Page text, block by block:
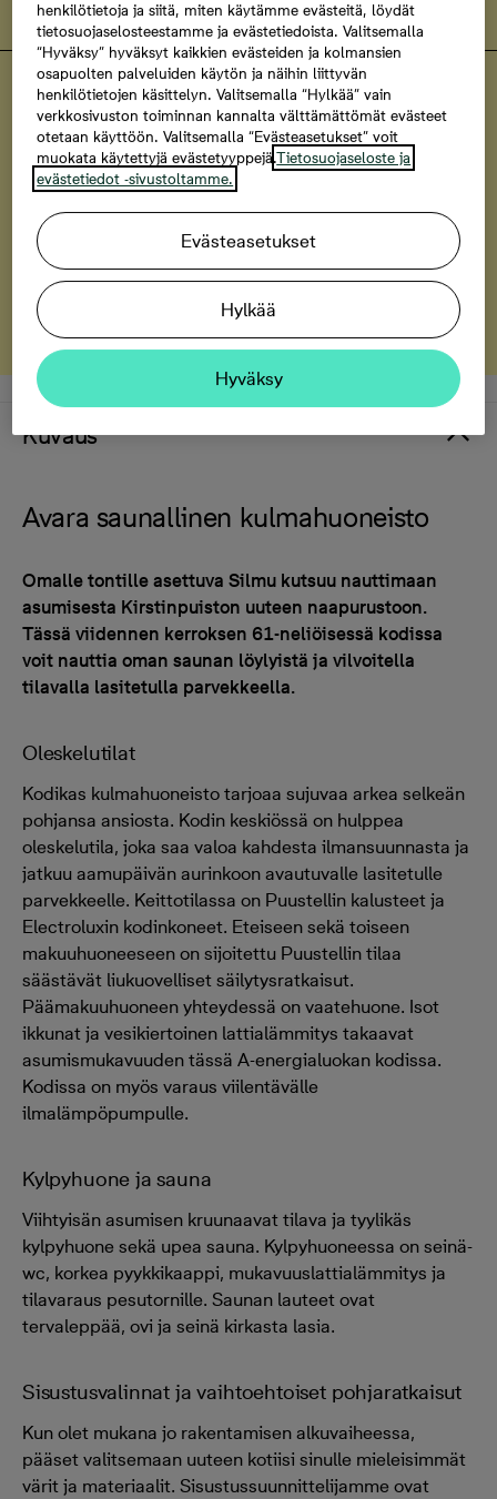
Turun Silmu
Tasokasta varustelua ja yksilölliset
räätälöintimahdollisuudet
Tutustu kotien räätälöintimahdollisuuksiin
Bonava-turva
Tutustu Bonava-turvaan
Kuvaus
Avara saunallinen kulmahuoneisto
Omalle tontille asettuva Silmu kutsuu nauttimaan
asumisesta Kirstinpuiston uuteen naapurustoon.
Tässä viidennen kerroksen 61-neliöisessä kodissa
voit nauttia oman saunan löylyistä ja vilvoitella
tilavalla lasitetulla parvekkeella.
Oleskelutilat
Kodikas kulmahuoneisto tarjoaa sujuvaa arkea selkeän
pohjansa ansiosta. Kodin keskiössä on hulppea
oleskelutila, joka saa valoa kahdesta ilmansuunnasta ja
jatkuu aamupäivän aurinkoon avautuvalle lasitetulle
parvekkeelle. Keittotilassa on Puustellin kalusteet ja
Electroluxin kodinkoneet. Eteiseen sekä toiseen
makuuhuoneeseen on sijoitettu Puustellin tilaa
säästävät liukuovelliset säilytysratkaisut.
Päämakuuhuoneen yhteydessä on vaatehuone. Isot
ikkunat ja vesikiertoinen lattialämmitys takaavat
asumismukavuuden tässä A-energialuokan kodissa.
Kodissa on myös varaus viilentävälle
ilmalämpöpumpulle.
Kylpyhuone ja sauna
Viihtyisän asumisen kruunaavat tilava ja tyylikäs
kylpyhuone sekä upea sauna. Kylpyhuoneessa on seinä-
wc, korkea pyykkikaappi, mukavuuslattialämmitys ja
tilavaraus pesutornille. Saunan lauteet ovat
tervaleppää, ovi ja seinä kirkasta lasia.
Sisustusvalinnat ja vaihtoehtoiset pohjaratkaisut
Kun olet mukana jo rakentamisen alkuvaiheessa,
pääset valitsemaan uuteen kotiisi sinulle mieleisimmät
värit ja materiaalit. Sisustussuunnittelijamme ovat
henkilötietoja ja siitä, miten käytämme evästeitä, löydät
tietosuojaselosteestamme ja evästetiedoista. Valitsemalla
“Hyväksy” hyväksyt kaikkien evästeiden ja kolmansien
osapuolten palveluiden käytön ja näihin liittyvän
henkilötietojen käsittelyn. Valitsemalla “Hylkää” vain
verkkosivuston toiminnan kannalta välttämättömät evästeet
otetaan käyttöön. Valitsemalla “Evästeasetukset” voit
muokata käytettyjä evästetyyppejä.Tietosuojaseloste ja
evästetiedot -sivustoltamme.
Evästeasetukset
Hylkää
Hyväksy